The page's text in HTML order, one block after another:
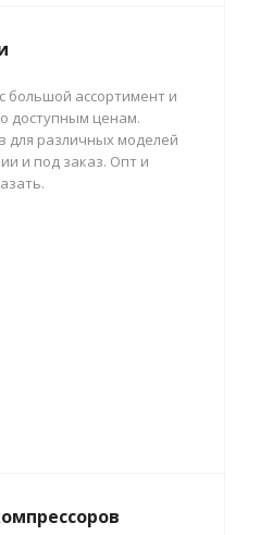
большой ассортимент и
доступным ценам.
для различных моделей
и под заказ. Опт и